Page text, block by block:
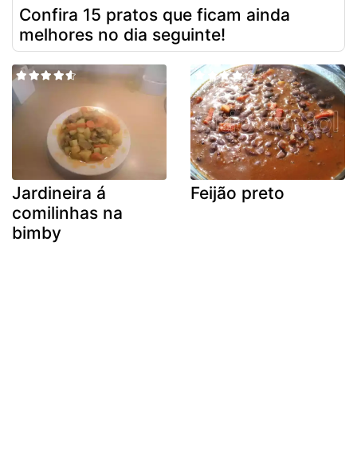
Confira 15 pratos que ficam ainda
melhores no dia seguinte!
Jardineira á
comilinhas na
bimby
Feijão preto